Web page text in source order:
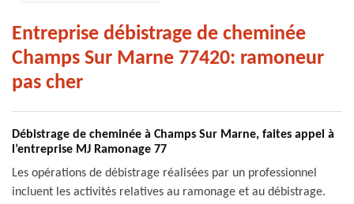
Entreprise débistrage de cheminée
Champs Sur Marne 77420: ramoneur
pas cher
Débistrage de cheminée à Champs Sur Marne, faites appel à
l’entreprise MJ Ramonage 77
Les opérations de débistrage réalisées par un professionnel
incluent les activités relatives au ramonage et au débistrage.